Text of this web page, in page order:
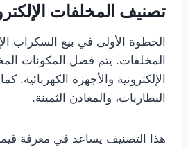
تصنيف المخلفات
الخطوة الأولى في بيع السكراب
المخلفات. يتم فصل المكونات
الإلكترونية والأجهزة الكهربائية.
البطاريات، والمعادن الثمينة.
هذا التصنيف يساعد في معرفة